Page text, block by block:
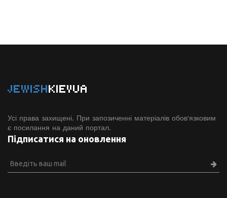
JEWISHKIEVUA
Усі права захищені. При запозиченні матеріалів обов'язковим
є посилання на даний портал.
Підписатися на оновлення